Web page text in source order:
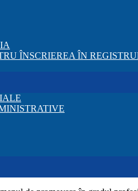
ÎNSCRIEREA ÎN